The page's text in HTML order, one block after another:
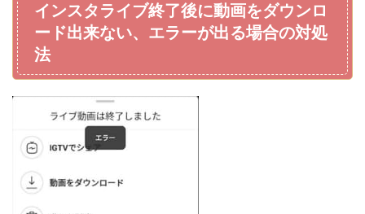
インスタライブ終了後に動画をダウンロ
ード出来ない、エラーが出る場合の対処
法